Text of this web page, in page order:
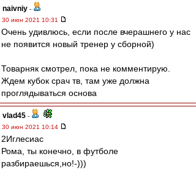
naivniy -
30 июн 2021 10:31
Очень удивлюсь, если после вчерашнего у нас
не появится новый тренер у сборной)
Товарняк смотрел, пока не комментирую.
Ждем кубок срач тв, там уже должна
проглядываться основа
vlad45 -
30 июн 2021 10:14
2Иглесиас
Рома, ты конечно, в футболе
разбираешься,но!-)))